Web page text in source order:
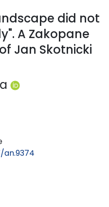
did not
A Zakopane
Jan Skotnicki
an.9374